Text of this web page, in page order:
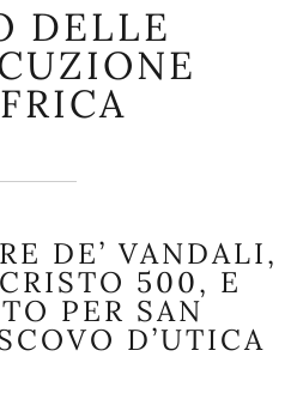
DELLE
DE’ VANDALI,
500, E
PER SAN
D’UTICA